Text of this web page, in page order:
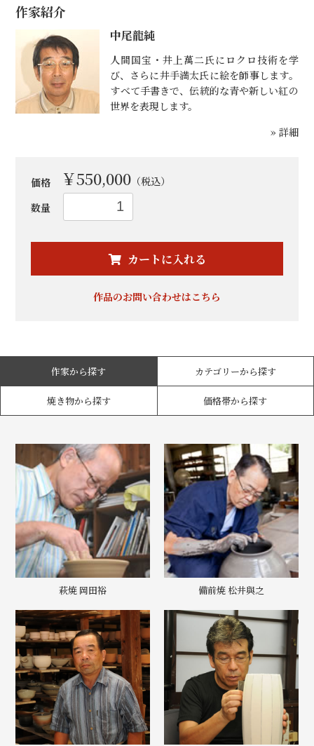
作家紹介
中尾龍純
人間国宝・井上萬二氏にロクロ技術を学
び、さらに井手満太氏に絵を師事します。
すべて手書きで、伝統的な青や新しい紅の
世界を表現します。
» 詳細
価格 ￥550,000 （税込）
数量
カートに入れる
お買い物を続ける
作品のお問い合わせはこちら
作家から探す カテゴリーから探す
焼き物から探す 価格帯から探す
萩焼 岡田裕 備前焼 松井與之